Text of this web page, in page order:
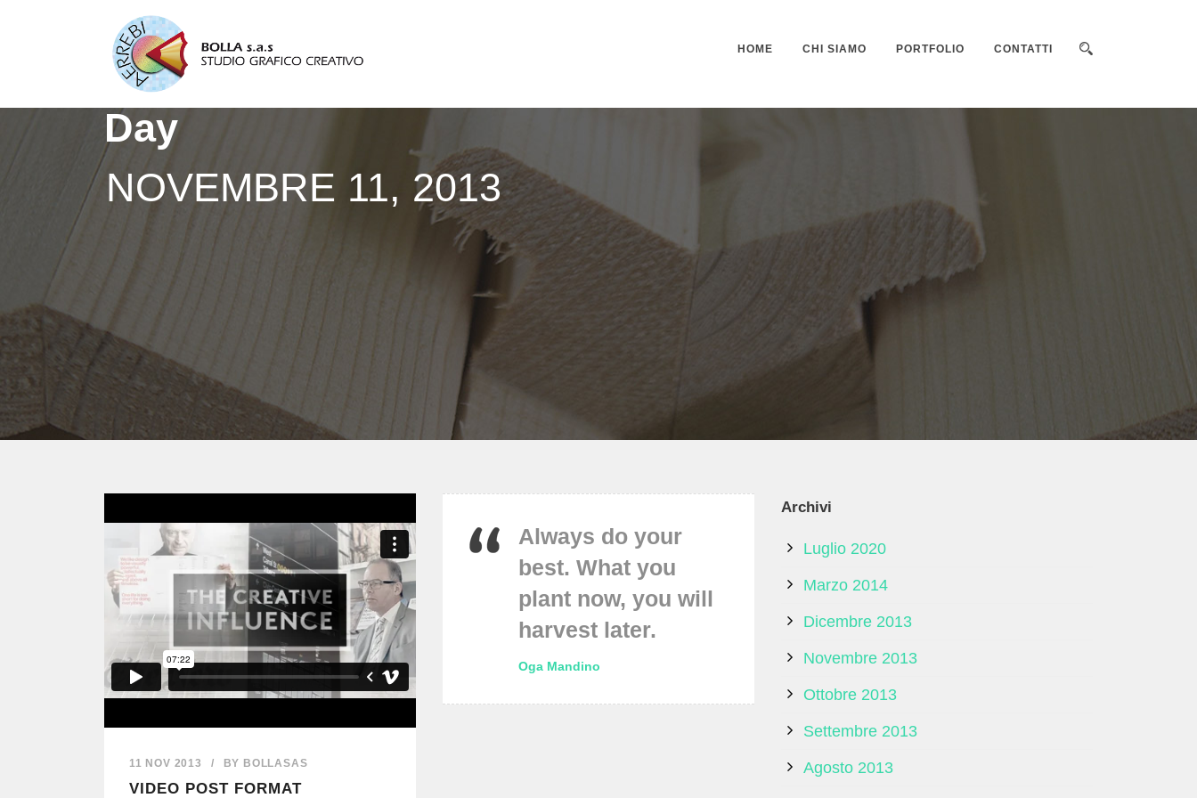
HOME CHI SIAMO PORTFOLIO CONTATTI
Day
NOVEMBRE 11, 2013
11 NOV 2013 / BY BOLLASAS
VIDEO POST FORMAT
Always do your
best. What you
plant now, you will
harvest later.
Oga Mandino
Archivi
Luglio 2020
Marzo 2014
Dicembre 2013
Novembre 2013
Ottobre 2013
Settembre 2013
Agosto 2013